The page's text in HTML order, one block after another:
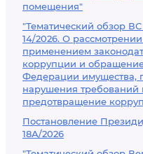
помещения"
"Тематический обзор
14/2026. О
применением
коррупции и
Федерации имущества,
нарушения требований
предотвращение
Постановление
18А/2026